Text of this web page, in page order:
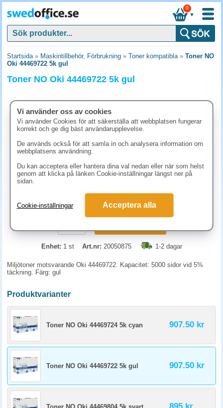
▼
0
Startsida» Maskintillbehör, Förbrukning » Toner kompatibla» Toner NO
Oki 44469722 5k gul
Toner NO Oki 44469722 5k gul
907.50 kr (inkl. moms)
Enhet: 1 st Art.nr: 20050875 1-2 dagar
Miljötoner motsvarande Oki 44469722. Kapacitet: 5000 sidor vid 5%
täckning. Färg: gul
Produktvarianter
Toner NO Oki 44469724 5k cyan 907.50 kr
Toner NO Oki 44469722 5k gul 907.50 kr
Vi använder oss av cookies
Vi använder Cookies för att säkerställa att webbplatsen fungerar
korrekt och ge dig bäst användarupplevelse.
De används också för att samla in och analysera information om
webbplatsens användning.
Du kan acceptera eller hantera dina val nedan eller när som helst
genom att klicka på länken Cookie-inställningar längst ner på
sidan.
Cookie-inställningar Acceptera alla